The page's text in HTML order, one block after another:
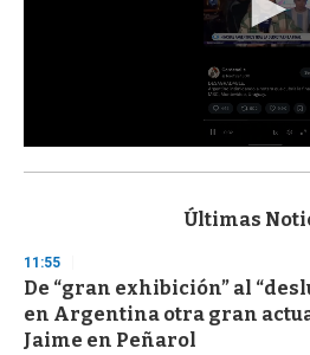
s
d
s
o
f
3
Últimas
11:55
De “gran exhibición” al
en Argentina otra gran
Jaime en Peñarol